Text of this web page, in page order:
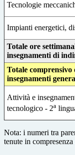
Tecnologie
Impianti energetici,
Totale ore
insegnamenti di
Totale comprensivo
insegnamenti
Attività e
tecnologico - 2a
Nota: i numeri tra
tenute in